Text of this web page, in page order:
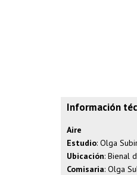
Información
Aire
Estudio: Olga
Ubicación: Bienal
Comisaria: Olga